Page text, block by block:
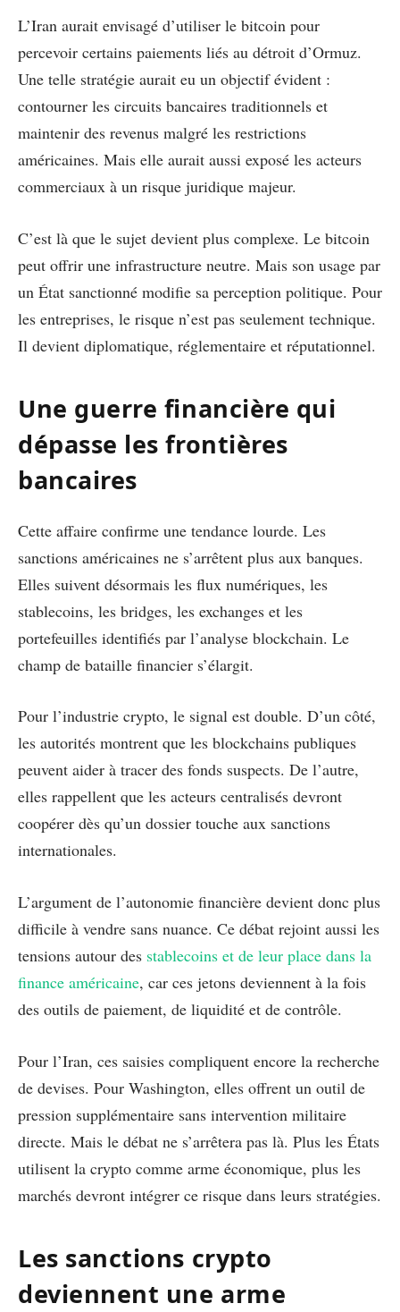
L’Iran aurait envisagé d’utiliser le bitcoin pour
percevoir certains paiements liés au détroit d’Ormuz.
Une telle stratégie aurait eu un objectif évident :
contourner les circuits bancaires traditionnels et
maintenir des revenus malgré les restrictions
américaines. Mais elle aurait aussi exposé les acteurs
commerciaux à un risque juridique majeur.
C’est là que le sujet devient plus complexe. Le bitcoin
peut offrir une infrastructure neutre. Mais son usage par
un État sanctionné modifie sa perception politique. Pour
les entreprises, le risque n’est pas seulement technique.
Il devient diplomatique, réglementaire et réputationnel.
Une guerre financière qui
dépasse les frontières
bancaires
Cette affaire confirme une tendance lourde. Les
sanctions américaines ne s’arrêtent plus aux banques.
Elles suivent désormais les flux numériques, les
stablecoins, les bridges, les exchanges et les
portefeuilles identifiés par l’analyse blockchain. Le
champ de bataille financier s’élargit.
Pour l’industrie crypto, le signal est double. D’un côté,
les autorités montrent que les blockchains publiques
peuvent aider à tracer des fonds suspects. De l’autre,
elles rappellent que les acteurs centralisés devront
coopérer dès qu’un dossier touche aux sanctions
internationales.
L’argument de l’autonomie financière devient donc plus
difficile à vendre sans nuance. Ce débat rejoint aussi les
tensions autour des stablecoins et de leur place dans la
finance américaine, car ces jetons deviennent à la fois
des outils de paiement, de liquidité et de contrôle.
Pour l’Iran, ces saisies compliquent encore la recherche
de devises. Pour Washington, elles offrent un outil de
pression supplémentaire sans intervention militaire
directe. Mais le débat ne s’arrêtera pas là. Plus les États
utilisent la crypto comme arme économique, plus les
marchés devront intégrer ce risque dans leurs stratégies.
Les sanctions crypto
deviennent une arme